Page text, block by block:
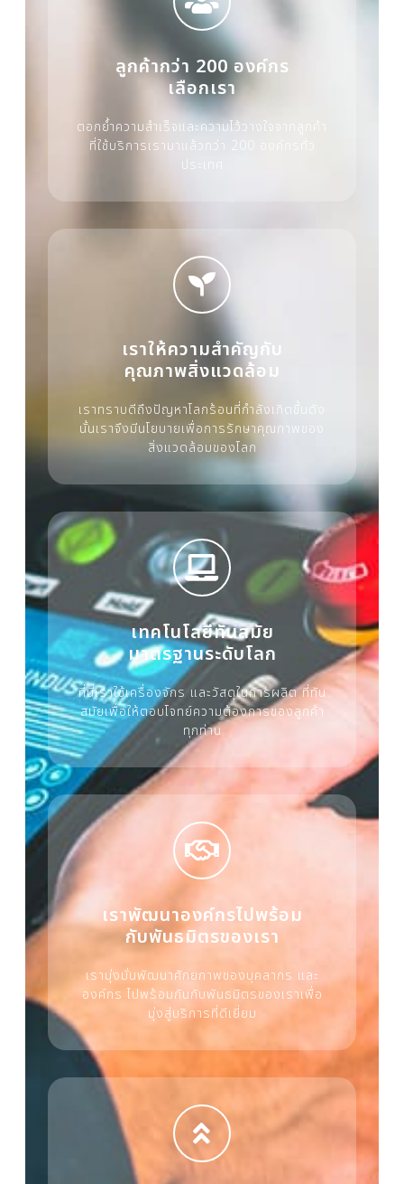
ลูกค้ากว่า 200 องค์กร
เลือกเรา
ตอกย้ำความสำเร็จและความไว้วางใจจากลูกค้า
ที่ใช้บริการเรามาแล้วกว่า 200 องค์กรทั่ว
ประเทศ
เราให้ความสำคัญกับ
คุณภาพสิ่งแวดล้อม
เราทราบดีถึงปัญหาโลกร้อนที่กำลังเกิดขึ้นดัง
นั้นเราจึงมีนโยบายเพื่อการรักษาคุณภาพของ
สิ่งแวดล้อมของโลก
เทคโนโลยีทันสมัย
มาตรฐานระดับโลก
ที่นี่เราใช้เครื่องจักร และวัสดุในการผลิต ที่ทัน
สมัยเพื่อให้ตอบโจทย์ความต้องการของลูกค้า
ทุกท่าน
เราพัฒนาองค์กรไปพร้อม
กับพันธมิตรของเรา
เรามุ่งมั่นพัฒนาศักยภาพของบุคลากร และ
องค์กร ไปพร้อมกันกับพันธมิตรของเราเพื่อ
มุ่งสู่บริการที่ดีเยี่ยม